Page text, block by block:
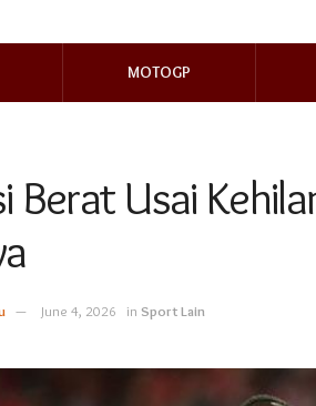
MOTOGP
Berat Usai
June 4, 2026 in Sport Lain